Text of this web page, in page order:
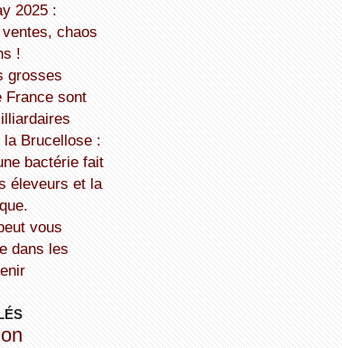
chaos
!
France sont
bactérie fait
éleveurs et la
dans les